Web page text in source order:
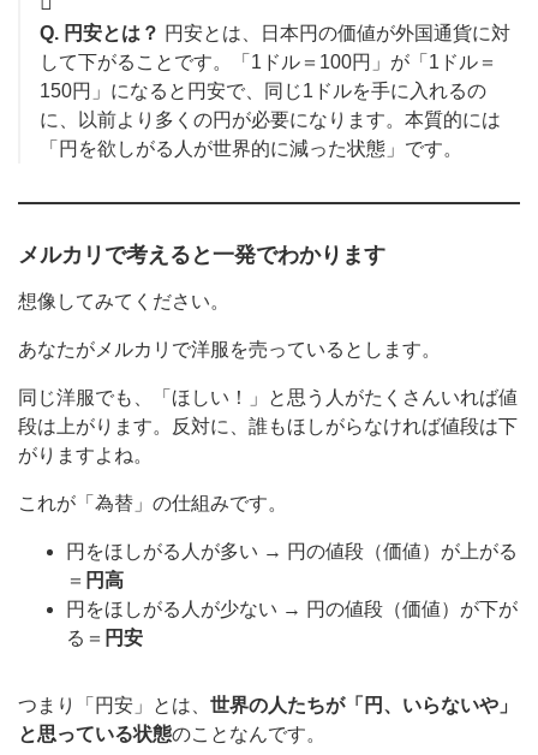
Q. 円安とは？ 円安とは、日本円の価値が外国通貨に対
して下がることです。「1ドル＝100円」が「1ドル＝
150円」になると円安で、同じ1ドルを手に入れるの
に、以前より多くの円が必要になります。本質的には
「円を欲しがる人が世界的に減った状態」です。
メルカリで考えると一発でわかります
想像してみてください。
あなたがメルカリで洋服を売っているとします。
同じ洋服でも、「ほしい！」と思う人がたくさんいれば値
段は上がります。反対に、誰もほしがらなければ値段は下
がりますよね。
これが「為替」の仕組みです。
円をほしがる人が多い → 円の値段（価値）が上がる
＝ 円高
円をほしがる人が少ない → 円の値段（価値）が下が
る＝ 円安
つまり「円安」とは、 世界の人たちが「円、いらないや」
と思っている状態のことなんです。